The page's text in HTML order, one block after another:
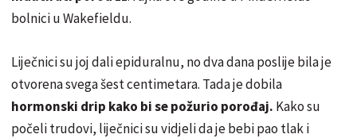
bolnici u Wakefieldu.
Liječnici su joj dali epiduralnu, no dva dana poslije bila je
otvorena svega šest centimetara. Tada je dobila
hormonski drip kako bi se požurio porođaj. Kako su
počeli trudovi, liječnici su vidjeli da je bebi pao tlak i